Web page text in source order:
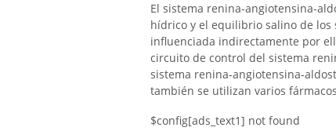
El sistema renina-angiotensina-
hídrico y el equilibrio salino de
influenciada indirectamente por
circuito de control del sistema
sistema renina-angiotensina-
también se utilizan varios
$config[ads_text1] not found